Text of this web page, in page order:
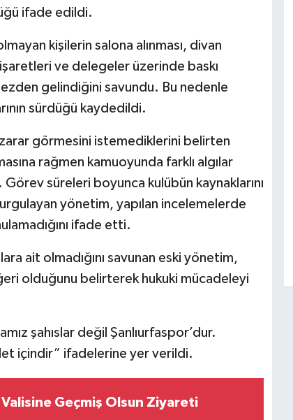
ifade edildi.
kişilerin salona alınması, divan
ve delegeler üzerinde baskı
gelindiğini savundu. Bu nedenle
sürdüğü kaydedildi.
zarar görmesini istemediklerini belirten
rağmen kamuoyunda farklı algılar
Görev süreleri boyunca kulübün kaynaklarını
vurgulayan yönetim, yapılan incelemelerde
ifade etti.
ait olmadığını savunan eski yönetim,
olduğunu belirterek hukuki mücadeleyi
şahıslar değil Şanlıurfaspor’dur.
içindir” ifadelerine yer verildi.
Valisine Geçmiş Olsun Ziyareti